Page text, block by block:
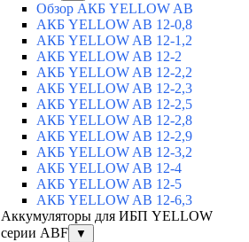
Обзор АКБ YELLOW AB
АКБ YELLOW AB 12-0,8
АКБ YELLOW AB 12-1,2
АКБ YELLOW AB 12-2
АКБ YELLOW AB 12-2,2
АКБ YELLOW AB 12-2,3
АКБ YELLOW AB 12-2,5
АКБ YELLOW AB 12-2,8
АКБ YELLOW AB 12-2,9
АКБ YELLOW AB 12-3,2
АКБ YELLOW AB 12-4
АКБ YELLOW AB 12-5
АКБ YELLOW AB 12-6,3
Аккумуляторы для ИБП YELLOW
серии ABF
▼